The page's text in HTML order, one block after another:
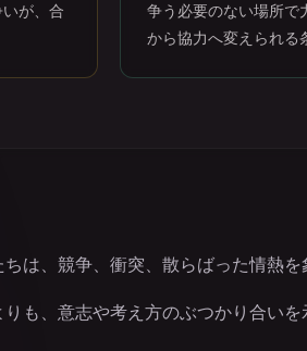
が、合
争う必要のない場所で
から協力へ変えられる
は、競争、衝突、散らばった情熱を
も、意志や考え方のぶつかり合いを